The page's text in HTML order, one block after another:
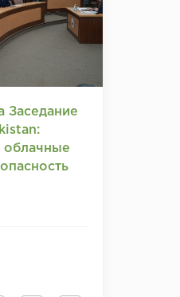
Заседание
облачные